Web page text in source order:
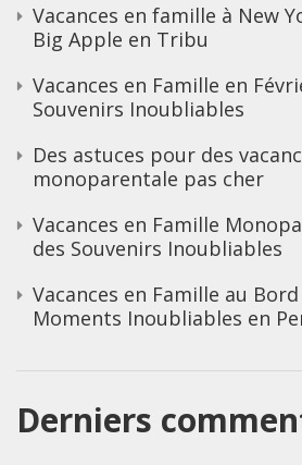
Vacances en famille à New
Big Apple en Tribu
Vacances en Famille en
Souvenirs Inoubliables
Des astuces pour des
monoparentale pas cher
Vacances en Famille
des Souvenirs Inoubliables
Vacances en Famille au
Moments Inoubliables en
Derniers